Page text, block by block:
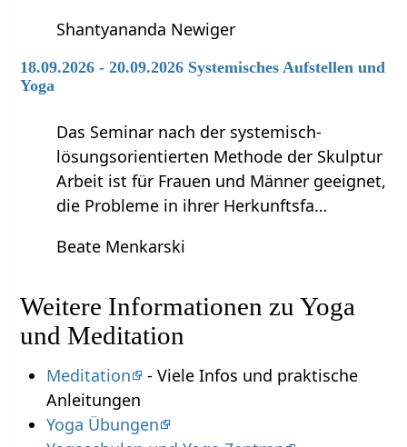
Shantyananda Newiger
18.09.2026 - 20.09.2026 Systemisches Aufstellen und
Yoga
Das Seminar nach der systemisch-
lösungsorientierten Methode der Skulptur
Arbeit ist für Frauen und Männer geeignet,
die Probleme in ihrer Herkunftsfa…
Beate Menkarski
Weitere Informationen zu Yoga
und Meditation
Meditation
- Viele Infos und praktische
Anleitungen
Yoga Übungen